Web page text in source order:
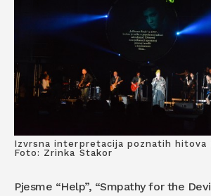
Izvrsna interpretacija poznatih
Foto: Zrinka Stakor
Pjesme “Help”, “Smpathy for the